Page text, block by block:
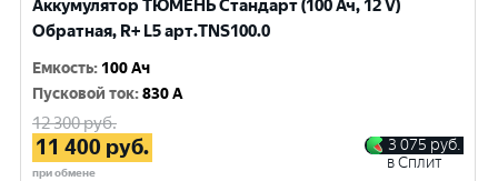
Аккумулятор ТЮМЕНЬ Стандарт (100 Ач, 12 V)
Обратная, R+ L5 арт.TNS100.0
Емкость: 100 Ач
Пусковой ток:830 A
12 300руб.
11 400 руб.
при обмене
3 075 руб.
в Сплит